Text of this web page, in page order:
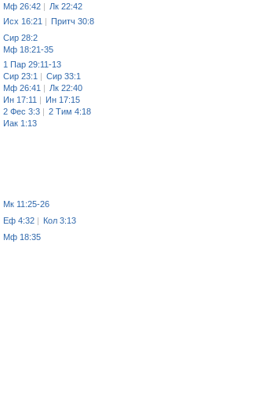
Мф 26:42
Лк 22:42
Исх 16:21 Притч 30:8
Сир 28:2
Мф 18:21-35
1 Пар 29:11-13
Сир 23:1
Сир 33:1
Мф 26:41
Лк 22:40
Ин 17:11
Ин 17:15
2 Фес 3:3
2 Тим 4:18
Иак 1:13
Мк 11:25-26
Еф 4:32 Кол 3:13
Мф 18:35